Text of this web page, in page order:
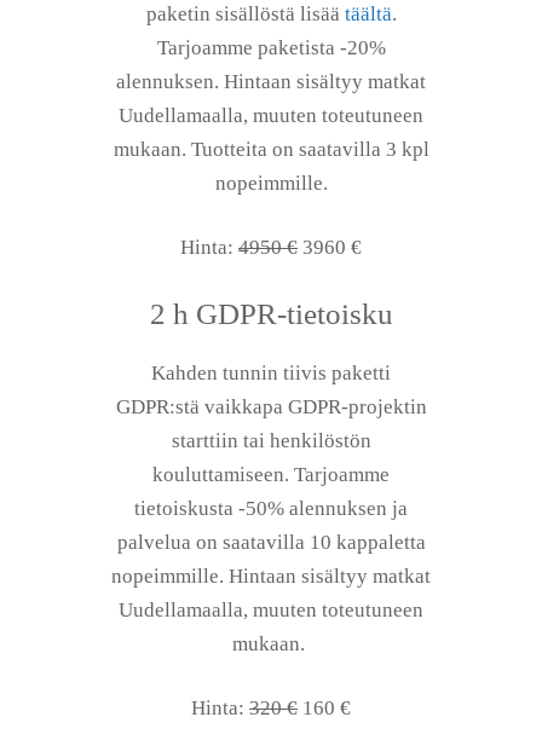
paketin sisällöstä lisää täältä.
Tarjoamme paketista -20%
alennuksen. Hintaan sisältyy matkat
Uudellamaalla, muuten toteutuneen
mukaan. Tuotteita on saatavilla 3 kpl
nopeimmille.
Hinta: 4950 € 3960 €
2 h GDPR-tietoisku
Kahden tunnin tiivis paketti
GDPR:stä vaikkapa GDPR-projektin
starttiin tai henkilöstön
kouluttamiseen. Tarjoamme
tietoiskusta -50% alennuksen ja
palvelua on saatavilla 10 kappaletta
nopeimmille. Hintaan sisältyy matkat
Uudellamaalla, muuten toteutuneen
mukaan.
Hinta: 320 € 160 €